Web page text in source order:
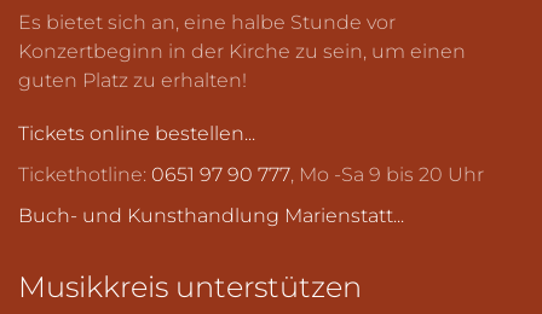
Es bietet sich an, eine halbe Stunde vor
Konzertbeginn in der Kirche zu sein, um einen
guten Platz zu erhalten!
Tickets online bestellen...
Tickethotline: 0651 97 90 777, Mo -Sa 9 bis 20 Uhr
Buch- und Kunsthandlung Marienstatt...
Musikkreis unterstützen